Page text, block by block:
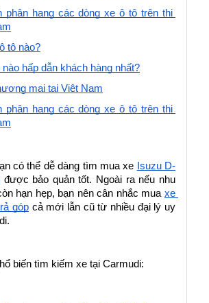
phân hạng các dòng xe ô tô trên thị
tô nào?
hấp dẫn khách hàng nhất?
mại tại Việt Nam
phân hạng các dòng xe ô tô trên thị
có thể dễ dàng tìm mua xe Isuzu D-
được bảo quản tốt. Ngoài ra nếu nhu
hạn hẹp, bạn nên cân nhắc mua xe
góp cả mới lẫn cũ từ nhiều đại lý uy
biến tìm kiếm xe tại Carmudi: